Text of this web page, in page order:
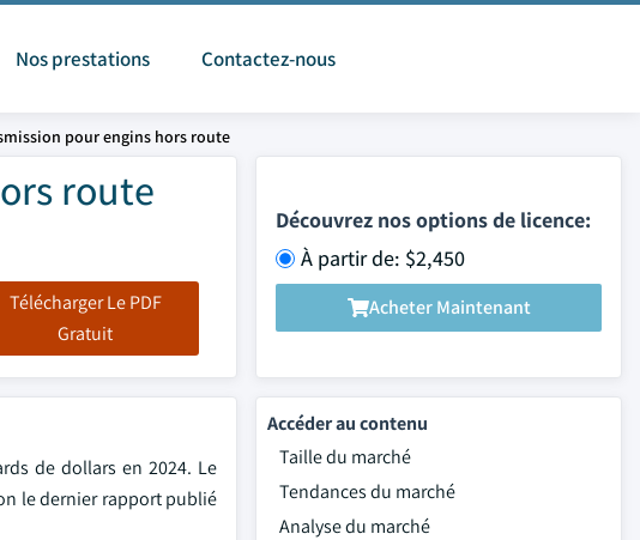
Nos prestations Contactez-nous
pour engins hors route
route
Télécharger Le PDF
Gratuit
Découvrez nos options de licence:
À partir de: $2,450
Acheter Maintenant
de dollars en 2024. Le
le dernier rapport publié
Accéder au contenu
Taille du marché
Tendances du marché
Analyse du marché